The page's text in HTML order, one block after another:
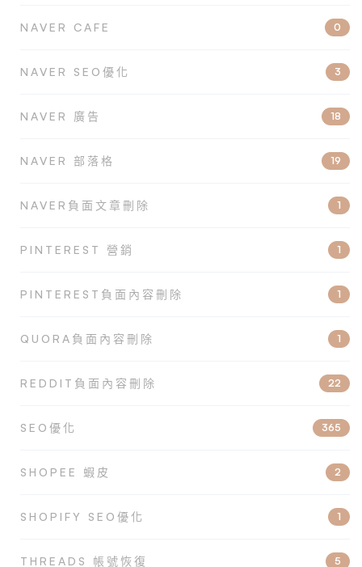
NAVER CAFE 0
NAVER SEO優化 3
NAVER 廣告 18
NAVER 部落格 19
NAVER負面文章刪除 1
PINTEREST 營銷 1
PINTEREST負面內容刪除 1
QUORA負面內容刪除 1
REDDIT負面內容刪除 22
SEO優化 365
SHOPEE 蝦皮 2
SHOPIFY SEO優化 1
THREADS 帳號恢復 5